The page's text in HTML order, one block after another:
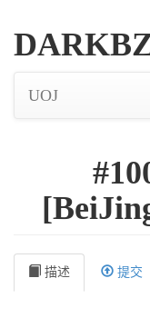
UOJ
描述 提交